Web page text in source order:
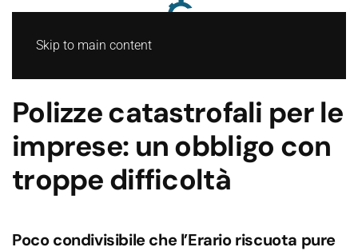
Skip to main content
Polizze catastrofali per le
imprese: un obbligo con
troppe difficoltà
Poco condivisibile che l’Erario riscuota pure